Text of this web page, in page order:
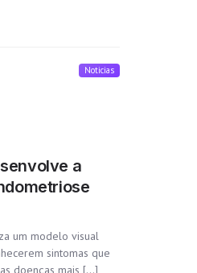
Noticias
a
um modelo visual
sintomas que
doenças mais […]